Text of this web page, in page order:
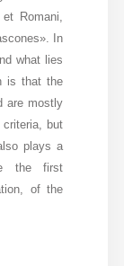
Romani,
In
what lies
is that the
are mostly
criteria, but
plays a
the first
of the